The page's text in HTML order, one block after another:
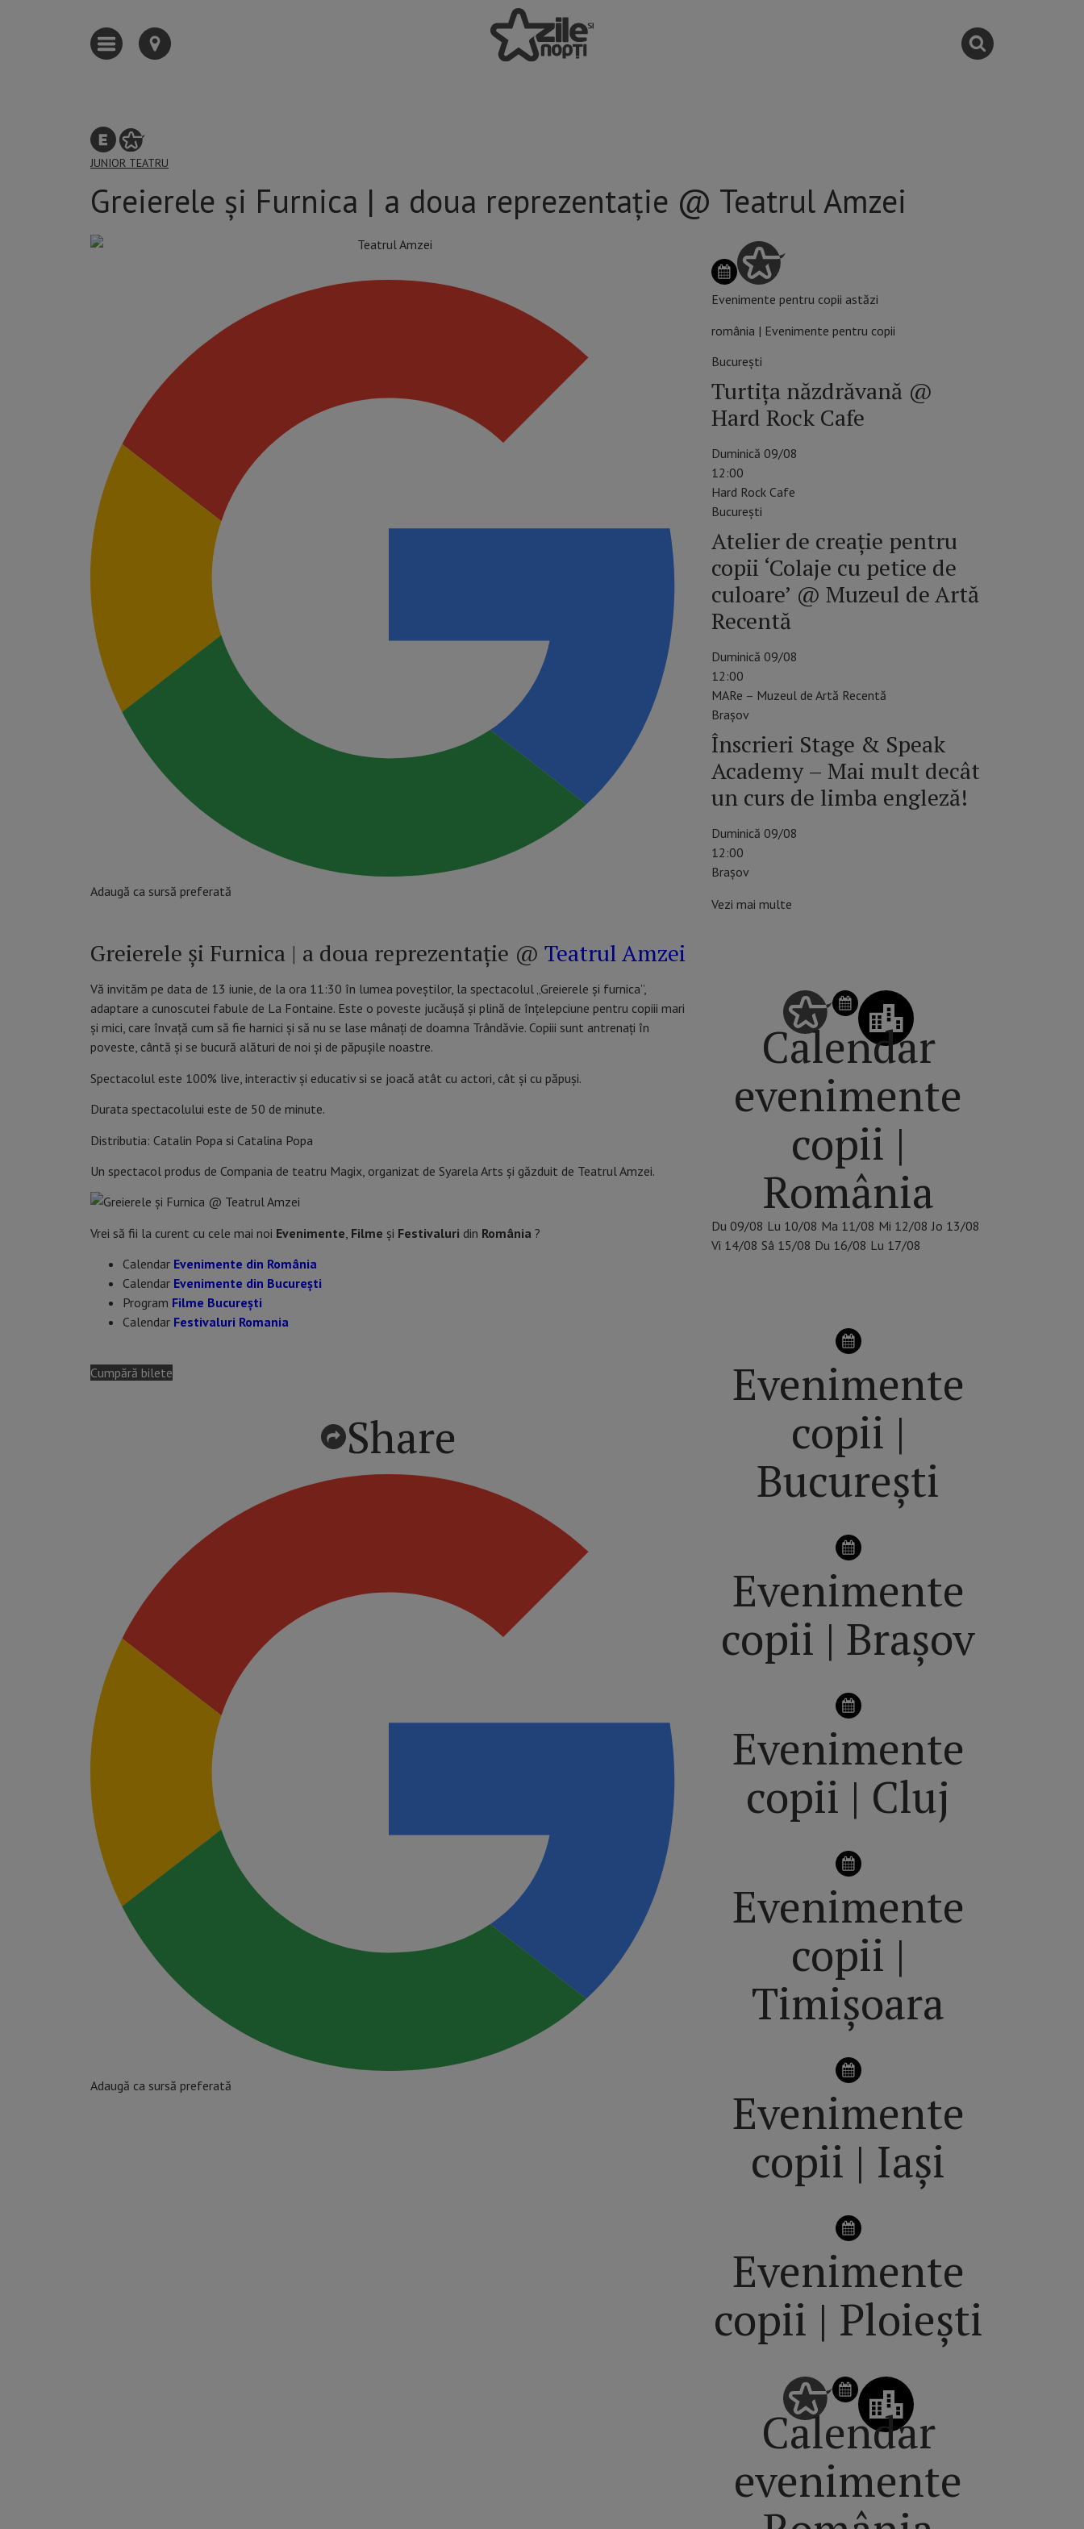
JUNIOR TEATRU
Greierele și Furnica | a doua reprezentație @ Teatrul Amzei
Adaugă ca sursă preferată
Greierele și Furnica | a doua reprezentație @ Teatrul Amzei
Vă invităm pe data de 13 iunie, de la ora 11:30 în lumea poveștilor, la spectacolul „Greierele și furnica”,
adaptare a cunoscutei fabule de La Fontaine. Este o poveste jucăușă și plină de înțelepciune pentru copiii mari
și mici, care învață cum să fie harnici și să nu se lase mânați de doamna Trândăvie. Copiii sunt antrenați în
poveste, cântă și se bucură alături de noi și de păpușile noastre.
Spectacolul este 100% live, interactiv și educativ si se joacă atât cu actori, cât și cu păpuși.
Durata spectacolului este de 50 de minute.
Distributia: Catalin Popa si Catalina Popa
Un spectacol produs de Compania de teatru Magix, organizat de Syarela Arts și găzduit de Teatrul Amzei.
Vrei să fii la curent cu cele mai noi Evenimente Filme și Festivaluri din România ?
Calendar Evenimente din România
Calendar Evenimente din București
Program Filme București
Calendar Festivaluri Romania
Cumpără bilete
Share
Adaugă ca sursă preferată
Evenimente pentru copii astăzi
românia | Evenimente pentru copii
Bucureşti
Turtița năzdrăvană @
Hard Rock Cafe
Duminică 09/08
12:00
Hard Rock Cafe
Bucureşti
Atelier de creație pentru
copii ‘Colaje cu petice de
culoare’ @ Muzeul de Artă
Recentă
Duminică 09/08
12:00
MARe – Muzeul de Artă Recentă
Braşov
Înscrieri Stage & Speak
Academy – Mai mult decât
un curs de limba engleză!
Duminică 09/08
12:00
Brașov
Vezi mai multe
Calendar
evenimente
copii |
România
Du 09/08 Lu 10/08 Ma 11/08 Mi 12/08 Jo 13/08
Vi 14/08 Sâ 15/08 Du 16/08 Lu 17/08
Evenimente
copii |
București
Evenimente
copii | Brașov
Evenimente
copii | Cluj
Evenimente
copii |
Timișoara
Evenimente
copii | Iași
Evenimente
copii | Ploiești
Calendar
evenimente